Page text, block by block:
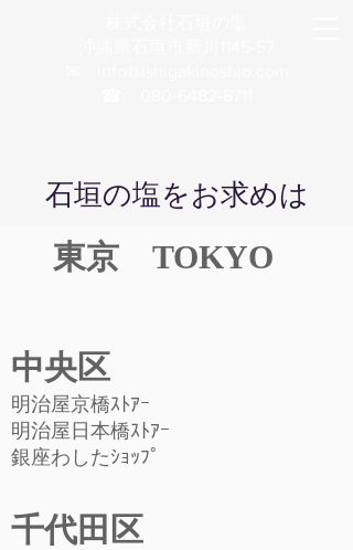
石垣の塩をお求めは
東京 TOKYO
中央区
明治屋京橋ｽﾄｱｰ
明治屋日本橋ｽﾄｱｰ
銀座わしたｼｮｯﾌﾟ
千代田区